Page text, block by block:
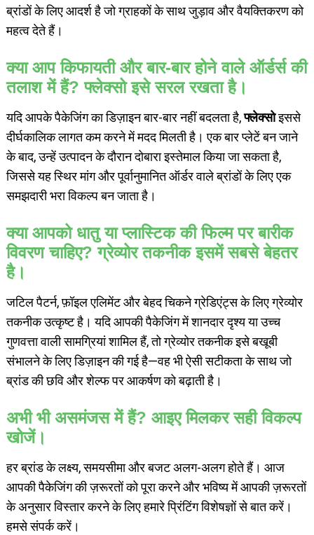
ब्रांडों के लिए आदर्श है जो ग्राहकों के साथ जुड़ाव और वैयक्तिकरण को
महत्व देते हैं।
क्या आप किफायती और बार-बार होने वाले ऑर्डर्स की
तलाश में हैं? फ्लेक्सो इसे सरल रखता है।
यदि आपके पैकेजिंग का डिज़ाइन बार-बार नहीं बदलता है,फ्लेक्सोइससे
दीर्घकालिक लागत कम करने में मदद मिलती है। एक बार प्लेटें बन जाने
के बाद, उन्हें उत्पादन के दौरान दोबारा इस्तेमाल किया जा सकता है,
जिससे यह स्थिर मांग और पूर्वानुमानित ऑर्डर वाले ब्रांडों के लिए एक
समझदारी भरा विकल्प बन जाता है।
क्या आपको धातु या प्लास्टिक की फिल्म पर बारीक
विवरण चाहिए? ग्रेव्योर तकनीक इसमें सबसे बेहतर
है।
जटिल पैटर्न, फ़ॉइल एलिमेंट और बेहद चिकने ग्रेडिएंट्स के लिए ग्रेव्योर
तकनीक उत्कृष्ट है। यदि आपकी पैकेजिंग में शानदार दृश्य या उच्च
गुणवत्ता वाली सामग्रियां शामिल हैं, तो ग्रेव्योर तकनीक इसे बखूबी
संभालने के लिए डिज़ाइन की गई है—वह भी ऐसी सटीकता के साथ जो
ब्रांड की छवि और शेल्फ पर आकर्षण को बढ़ाती है।
अभी भी असमंजस में हैं? आइए मिलकर सही विकल्प
खोजें।
हर ब्रांड के लक्ष्य, समयसीमा और बजट अलग-अलग होते हैं। आज
आपकी पैकेजिंग की ज़रूरतों को पूरा करने और भविष्य में आपकी ज़रूरतों
के अनुसार विस्तार करने के लिए हमारे प्रिंटिंग विशेषज्ञों से बात करें।
हमसे संपर्क करें।